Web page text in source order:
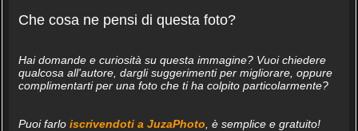
Che cosa ne pensi di questa foto?
Hai domande e curiosità su questa immagine? Vuoi chiedere
qualcosa all'autore, dargli suggerimenti per migliorare, oppure
complimentarti per una foto che ti ha colpito particolarmente?
Puoi farlo iscrivendoti a JuzaPhoto , è semplice e gratuito!